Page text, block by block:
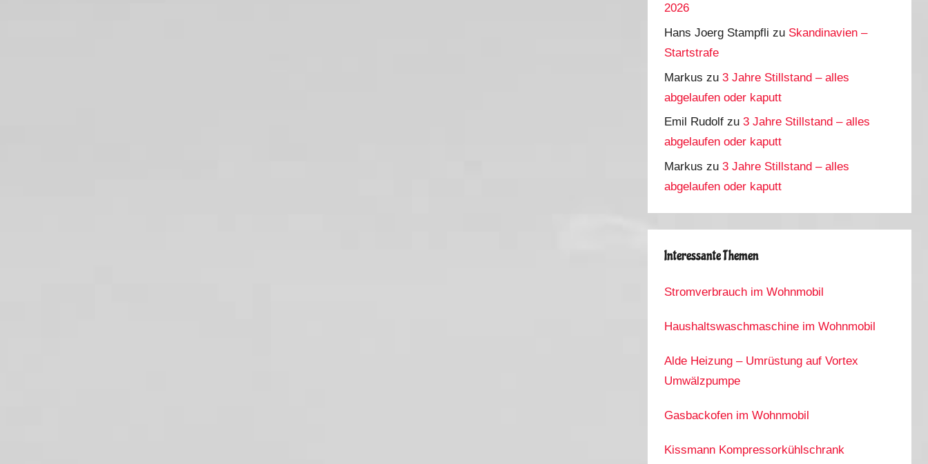
2026
Hans Joerg Stampfli zu Skandinavien –
Startstrafe
Markus zu3 Jahre Stillstand – alles
abgelaufen oder kaputt
Emil Rudolf zu3 Jahre Stillstand – alles
abgelaufen oder kaputt
Markus zu3 Jahre Stillstand – alles
abgelaufen oder kaputt
Interessante Themen
Stromverbrauch im Wohnmobil
Haushaltswaschmaschine im Wohnmobil
Alde Heizung – Umrüstung auf Vortex
Umwälzpumpe
Gasbackofen im Wohnmobil
Kissmann Kompressorkühlschrank